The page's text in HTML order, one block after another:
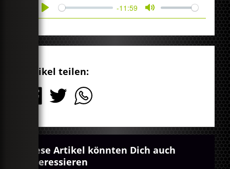
Play
-11:59
Mute
Artikel teilen:
Diese Artikel könnten Dich auch
interessieren